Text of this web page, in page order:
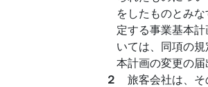
をしたものとみ
定する事業基本
いては、同項の
本計画の変更の届
２ 旅客会社は、